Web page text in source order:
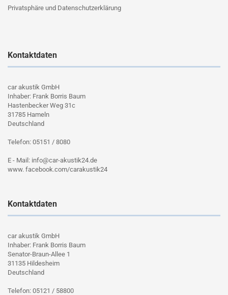
Privatsphäre und Datenschutzerklärung
Kontaktdaten
car akustik GmbH
Inhaber: Frank Borris Baum
Hastenbecker Weg 31c
31785 Hameln
Deutschland
Telefon: 05151 / 8080
E - Mail: info@car-akustik24.de
www. facebook.com/carakustik24
Kontaktdaten
car akustik GmbH
Inhaber: Frank Borris Baum
Senator-Braun-Allee 1
31135 Hildesheim
Deutschland
Telefon: 05121 / 58800